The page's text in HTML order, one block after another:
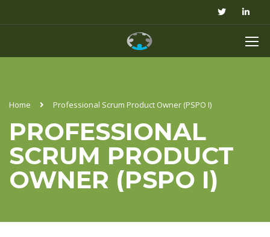
Home Professional Scrum Product Owner (PSPO I)
PROFESSIONAL
SCRUM PRODUCT
OWNER (PSPO I)